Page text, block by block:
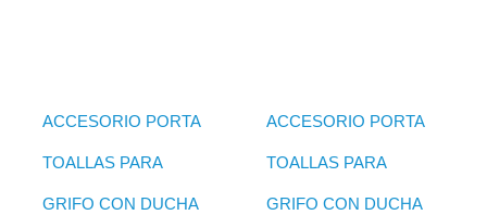
ACCESORIO PORTA
TOALLAS PARA
GRIFO CON DUCHA
ACCESORIO PORTA
TOALLAS PARA
GRIFO CON DUCHA